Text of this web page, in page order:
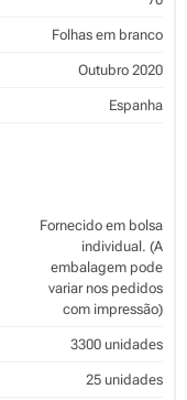
Folhas em branco
Outubro 2020
Espanha
Fornecido em bolsa
individual. (A
embalagem pode
variar nos pedidos
com impressão)
3300 unidades
25 unidades